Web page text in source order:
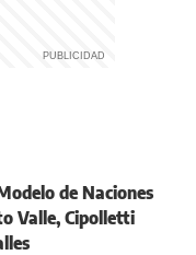
de Naciones
Valle, Cipolletti